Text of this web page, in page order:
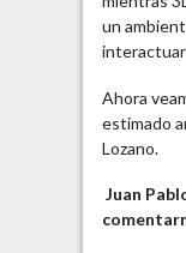
un
interactuar
Ahora
estimado
Lozano.
Juan